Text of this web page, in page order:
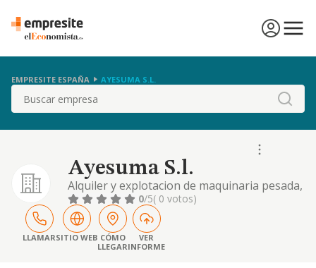
EMPRESITE ESPAÑA AYESUMA S.L.
Buscar
Ayesuma S.l.
Alquiler y explotacion de maquinaria pesada,
grupos electrogenos, taller de reparacion en
general, alquiler de tractores agricolas,
compra venta de maquinaria nueva y usada,
venta de repuestos y accesorios de taller.
0/5( 0 votos)
LLAMARSITIO WEB CÓMO
LLEGAR
VER
INFORME